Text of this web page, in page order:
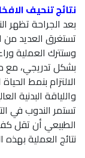
نتائج تنحيف
بعد الجراحة تظهر
تستغرق العديد من
وستترك العملية
بشكل تدريجي، مع
الالتزام بنمط
واللياقة البدنية
تستمر الندوب في
الطبيعي أن تقل
نتائج العملية